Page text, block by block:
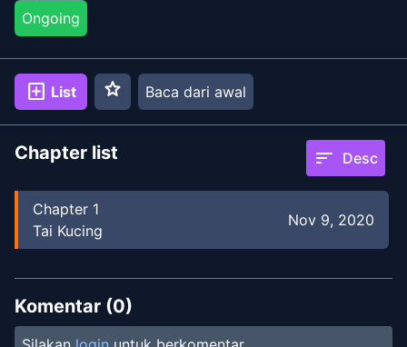
Ongoing
add_box List star Baca dari awal
Chapter list sort Desc
Chapter 1
Tai Kucing
Nov 9, 2020
Komentar (0)